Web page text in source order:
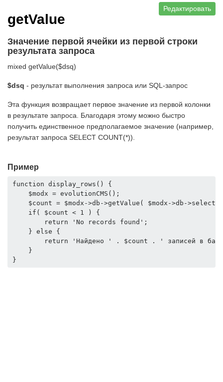
Редактировать
getValue
Значение первой ячейки из первой строки
результата запроса
mixed getValue($dsq)
$dsq - результат выполнения запроса или SQL-запрос
Эта функция возвращает первое значение из первой колонки
в результате запроса. Благодаря этому можно быстро
получить единственное предполагаемое значение (например,
результат запроса SELECT COUNT(*)).
Пример
function display_rows() {
    $modx = evolutionCMS();
$count = $modx->db->getValue( $modx->db-
    if( $count < 1 ) {
        return 'No records found';
    } else {
return 'Найдено ' . $count . ' записей в
    }
}